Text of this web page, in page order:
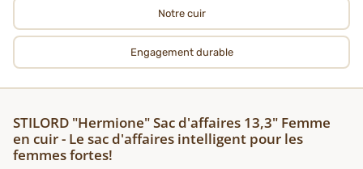
Notre cuir
Engagement durable
STILORD "Hermione" Sac d'affaires 13,3" Femme
en cuir - Le sac d'affaires intelligent pour les
femmes fortes!